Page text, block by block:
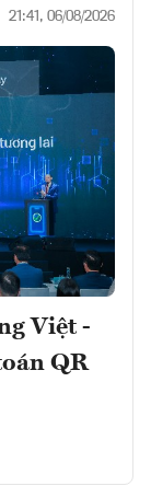
21:41, 06/08/2026
Việt -
QR